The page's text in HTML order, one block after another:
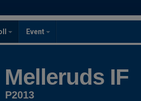
Event
Melleruds IF
P2013